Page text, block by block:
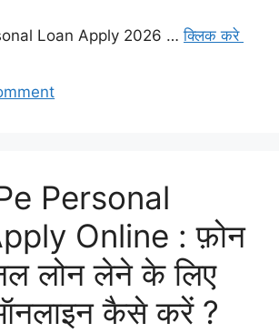
Loan Apply 2026 …क्लिक करे
Personal
Online : फ़ोन
लोन लेने के लिए
कैसे करें ?